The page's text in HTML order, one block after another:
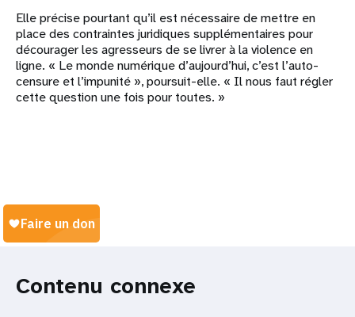
Elle précise pourtant qu’il est nécessaire de mettre en
place des contraintes juridiques supplémentaires pour
décourager les agresseurs de se livrer à la violence en
ligne. « Le monde numérique d’aujourd’hui, c’est l’auto-
censure et l’impunité », poursuit-elle. « Il nous faut régler
cette question une fois pour toutes. »
Contenu connexe